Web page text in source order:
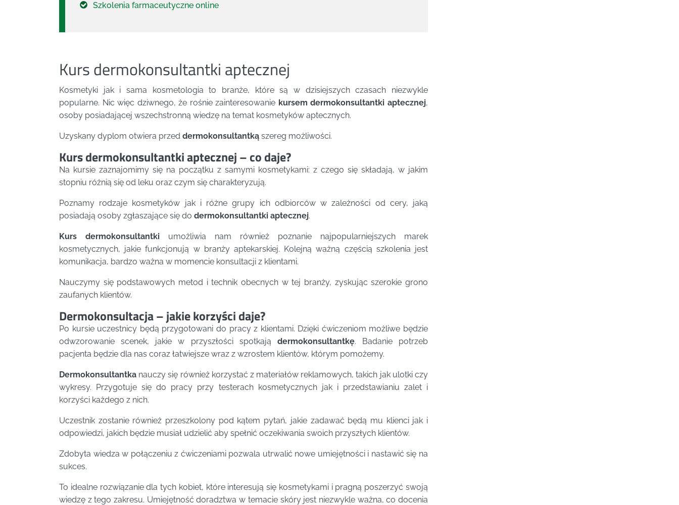
Szkolenia farmaceutyczne online
Kurs dermokonsultantki aptecznej
Kosmetyki jak i sama kosmetologia to branże, które są w dzisiejszych czasach niezwykle
popularne. Nic więc dziwnego, że rośnie zainteresowanie kursem dermokonsultantki aptecznej,
osoby posiadającej wszechstronną wiedzę na temat kosmetyków aptecznych.
Uzyskany dyplom otwiera przed dermokonsultantką szereg możliwości.
Kurs dermokonsultantki aptecznej – co daje?
Na kursie zaznajomimy się na początku z samymi kosmetykami: z czego się składają, w jakim
stopniu różnią się od leku oraz czym się charakteryzują.
Poznamy rodzaje kosmetyków jak i różne grupy ich odbiorców w zależności od cery, jaką
posiadają osoby zgłaszające się do dermokonsultantki aptecznej.
Kurs dermokonsultantki umożliwia nam również poznanie najpopularniejszych marek
kosmetycznych, jakie funkcjonują w branży aptekarskiej. Kolejną ważną częścią szkolenia jest
komunikacja, bardzo ważna w momencie konsultacji z klientami.
Nauczymy się podstawowych metod i technik obecnych w tej branży, zyskując szerokie grono
zaufanych klientów.
Dermokonsultacja – jakie korzyści daje?
Po kursie uczestnicy będą przygotowani do pracy z klientami. Dzięki ćwiczeniom możliwe będzie
odwzorowanie scenek, jakie w przyszłości spotkają dermokonsultantkę. Badanie potrzeb
pacjenta będzie dla nas coraz łatwiejsze wraz z wzrostem klientów, którym pomożemy.
Dermokonsultantka nauczy się również korzystać z materiałów reklamowych, takich jak ulotki czy
wykresy. Przygotuje się do pracy przy testerach kosmetycznych jak i przedstawianiu zalet i
korzyści każdego z nich.
Uczestnik zostanie również przeszkolony pod kątem pytań, jakie zadawać będą mu klienci jak i
odpowiedzi, jakich będzie musiał udzielić aby spełnić oczekiwania swoich przyszłych klientów.
Zdobyta wiedza w połączeniu z ćwiczeniami pozwala utrwalić nowe umiejętności i nastawić się na
sukces.
To idealne rozwiązanie dla tych kobiet, które interesują się kosmetykami i pragną poszerzyć swoją
wiedzę z tego zakresu. Umiejętność doradztwa w temacie skóry jest niezwykle ważna, co docenia